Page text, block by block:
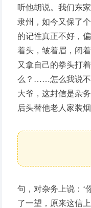
听他胡说。我们东
隶州，如今又保
的记性真正不好，
着头，皱着眉，闭
又拿自己的拳头打
么？……怎么我说不
大爷，这封信是杂
后头替他老人家装
句，对杂务上说：‘
了一望，原来这信